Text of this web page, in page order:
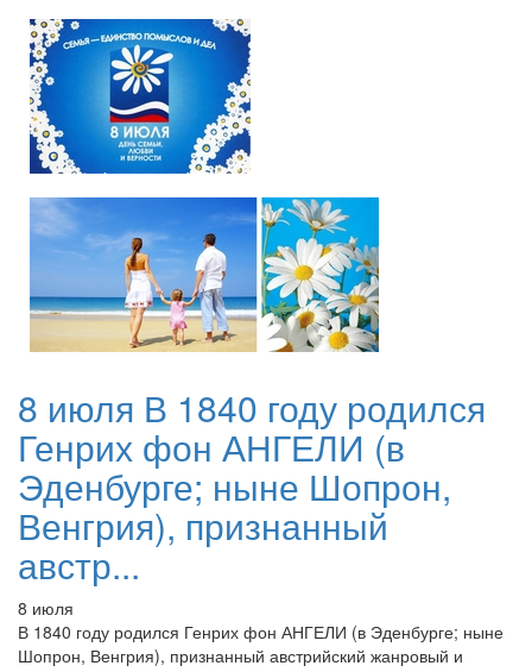
8 июля В 1840 году родился
Генрих фон АНГЕЛИ (в
Эденбурге; ныне Шопрон,
Венгрия), признанный
австр...
8 июля
В 1840 году родился Генрих фон АНГЕЛИ (в Эденбурге; ныне
Шопрон, Венгрия), признанный австрийский жанровый и